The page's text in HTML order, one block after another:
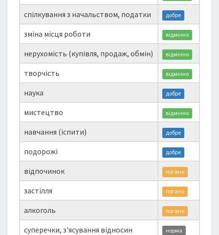
спілкування з начальством, податки добре
зміна місця роботи відмінно
нерухомість (купівля, продаж, обмін) відмінно
творчість відмінно
наука добре
мистецтво відмінно
навчання (іспити) добре
подорожі добре
відпочинок погано
застілля погано
алкоголь погано
суперечки, з'ясування відносин норма